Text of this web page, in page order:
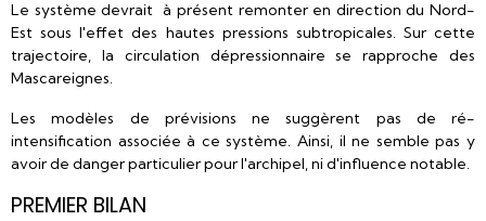
Le système devrait à présent remonter en direction du Nord-
Est sous l'effet des hautes pressions subtropicales. Sur cette
trajectoire, la circulation dépressionnaire se rapproche des
Mascareignes.
Les modèles de prévisions ne suggèrent pas de ré-
intensification associée à ce système. Ainsi, il ne semble pas y
avoir de danger particulier pour l'archipel, ni d'influence notable.
PREMIER BILAN